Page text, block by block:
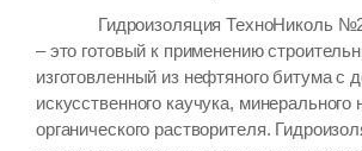
Гидроизоляция ТехноНиколь
– это готовый к применению
изготовленный из нефтяного битума с
искусственного каучука, минерального
органического растворителя.